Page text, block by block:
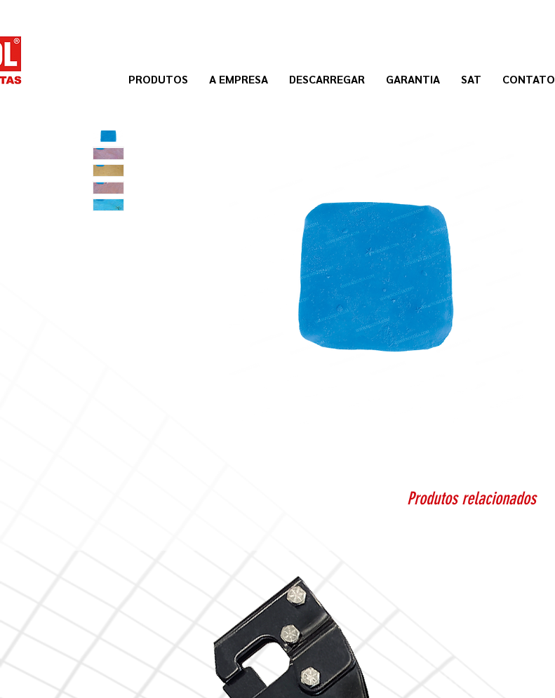
Nogosa Soluciones Constructivas
PRODUTOS A EMPRESA DESCARREGAR GARANTIA SAT CONTATO
Produtos relacionados